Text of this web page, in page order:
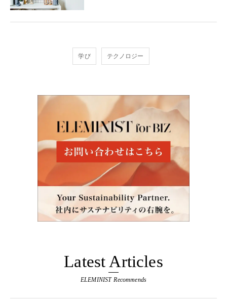
学び テクノロジー
Latest Articles
ELEMINIST Recommends